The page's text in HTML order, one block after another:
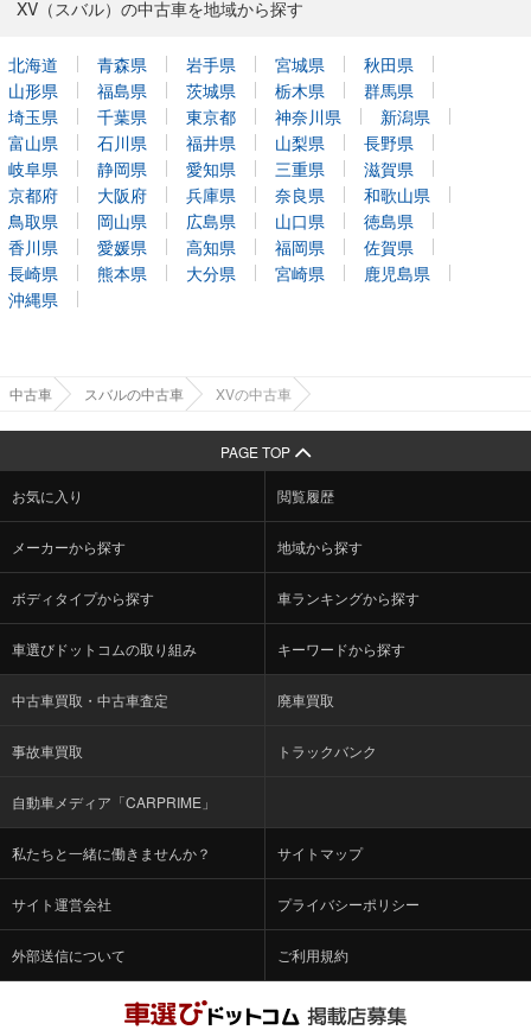
XV（スバル）の中古車を地域から探す
北海道 青森県 岩手県 宮城県
秋田県
山形県
福島県 茨城県 栃木県
群馬県
埼玉県
千葉県 東京都 神奈川県
新潟県
富山県
石川県 福井県 山梨県
長野県
岐阜県
静岡県 愛知県 三重県
滋賀県
京都府
大阪府 兵庫県 奈良県
和歌山県
鳥取県
岡山県 広島県 山口県
徳島県
香川県
愛媛県 高知県 福岡県
佐賀県
長崎県
熊本県 大分県 宮崎県
鹿児島県
沖縄県
中古車 スバルの中古車 XVの中古車
PAGE TOP
お気に入り 閲覧履歴
メーカーから探す 地域から探す
ボディタイプから探す 車ランキングから探す
車選びドットコムの取り組み キーワードから探す
中古車買取・中古車査定 廃車買取
事故車買取 トラックバンク
自動車メディア「CARPRIME」
私たちと一緒に働きませんか？ サイトマップ
サイト運営会社 プライバシーポリシー
外部送信について ご利用規約